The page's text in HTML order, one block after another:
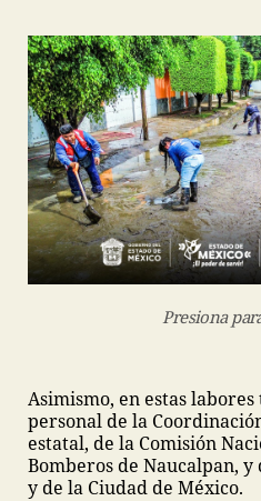
Presiona
Asimismo, en estas
personal de la
estatal, de la Comisión
Bomberos de Naucalpan,
y de la Ciudad de México.